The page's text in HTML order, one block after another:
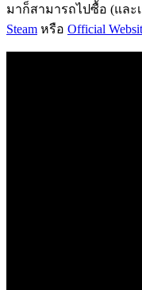
มาก็สามารถไปซื้อ (และ
Steam หรือ Official